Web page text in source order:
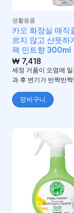
생활용품
카오 화장실 매직
르지 않고 산뜻하
팩 민트향 300ml
₩7,418
세정 거품이 오염에
과 후 변기가 반짝반
장바구니